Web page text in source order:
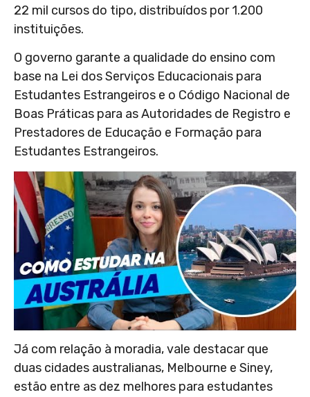
22 mil cursos do tipo, distribuídos por 1.200
instituições.
O governo garante a qualidade do ensino com
base na Lei dos Serviços Educacionais para
Estudantes Estrangeiros e o Código Nacional de
Boas Práticas para as Autoridades de Registro e
Prestadores de Educação e Formação para
Estudantes Estrangeiros.
Já com relação à moradia, vale destacar que
duas cidades australianas, Melbourne e Siney,
estão entre as dez melhores para estudantes